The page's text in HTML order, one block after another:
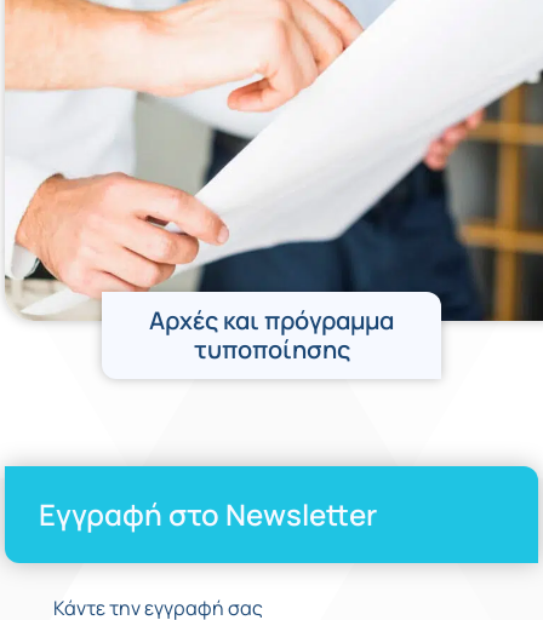
Αρχές και πρόγραμμα
τυποποίησης
Εγγραφή στο Newsletter
Κάντε την εγγραφή σας